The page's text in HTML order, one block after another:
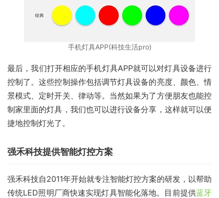
手机灯具APP(科技生活pro)
最后，我们打开相应的手机灯具APP就可以对灯具设备进行
控制了。这些控制操作包括调节灯具设备的亮度、颜色、情
景模式、定时开关、律动等。当然如果为了方便朋友也能控
制家里面的灯具，我们也可以进行设备分享，这样就可以便
捷地控制灯光了。
强禾科技提供智能灯控方案
强禾科技自2011年开始就专注智能灯控方案的研发，以帮助
传统LED照明厂商快速实现灯具智能化落地。目前提供蓝牙